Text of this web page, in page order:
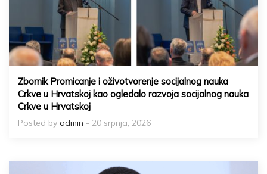
Zbornik Promicanje i oživotvorenje socijalnog nauka
Crkve u Hrvatskoj kao ogledalo razvoja socijalnog nauka
Crkve u Hrvatskoj
Posted by admin - 20 srpnja, 2026